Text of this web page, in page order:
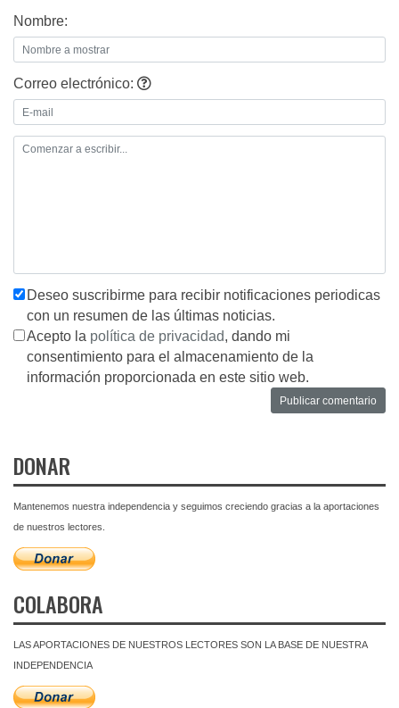
Nombre:
Correo electrónico:
Deseo suscribirme para recibir notificaciones periodicas
con un resumen de las últimas noticias.
Acepto la política de privacidad, dando mi
consentimiento para el almacenamiento de la
información proporcionada en este sitio web.
DONAR
Mantenemos nuestra independencia y seguimos creciendo gracias a la aportaciones
de nuestros lectores.
COLABORA
LAS APORTACIONES DE NUESTROS LECTORES SON LA BASE DE NUESTRA
INDEPENDENCIA